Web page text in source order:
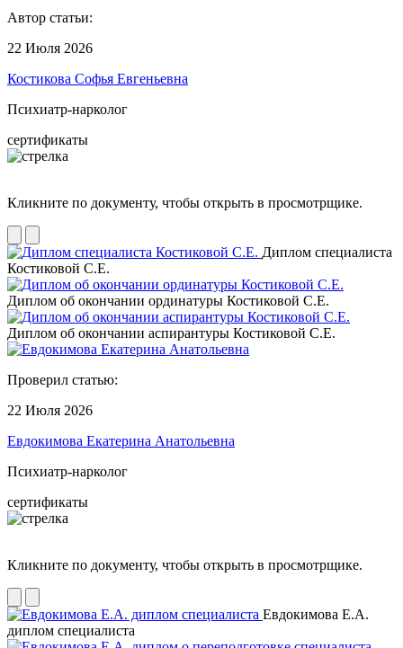
Автор статьи:
22 Июля 2026
Костикова Софья Евгеньевна
Психиатр-нарколог
сертификаты
Кликните по документу, чтобы открыть в просмотрщике.
Диплом специалиста
Костиковой С.Е.
Диплом об окончании ординатуры Костиковой С.Е.
Диплом об окончании аспирантуры Костиковой С.Е.
Проверил статью:
22 Июля 2026
Евдокимова Екатерина Анатольевна
Психиатр-нарколог
сертификаты
Кликните по документу, чтобы открыть в просмотрщике.
Евдокимова Е.А.
диплом специалиста